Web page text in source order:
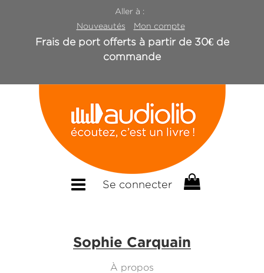
Aller à :
Nouveautés
Mon compte
Frais de port offerts à partir de 30€ de
commande
Se connecter
Sophie Carquain
À propos